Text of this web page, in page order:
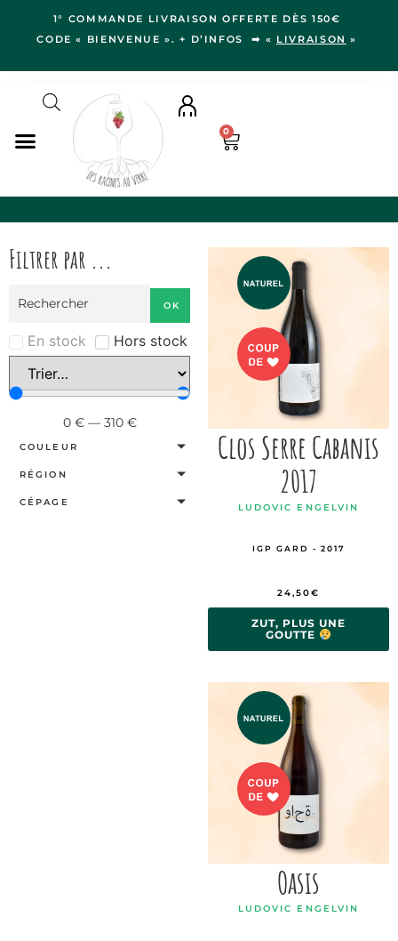
1° COMMANDE LIVRAISON OFFERTE DÈS 150€
CODE « BIENVENUE ». + D’INFOS ➡ « LIVRAISON »
NOS VINS
RÉGIONS
LE VERGER
NOS VIGNERON.NE.S
BLOG
0
Filtrer par ...
OK
En stock Hors stock
0 €— 310 €
COULEUR
RÉGION
CÉPAGE
Clos Serre Cabanis
2017
LUDOVIC ENGELVIN
IGP GARD - 2017
24,50€
ZUT, PLUS UNE
GOUTTE
Oasis
LUDOVIC ENGELVIN